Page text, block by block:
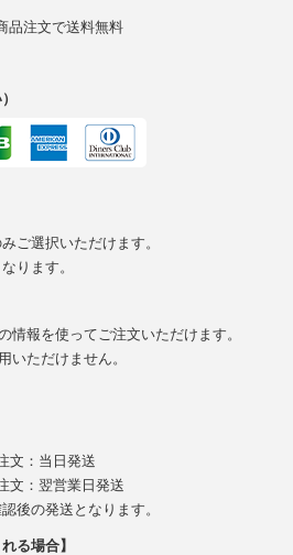
品注文で送料無料
ご選択いただけます。
ります。
情報を使ってご注文いただけます。
いただけません。
文：当日発送
文：翌営業日発送
後の発送となります。
る場合】